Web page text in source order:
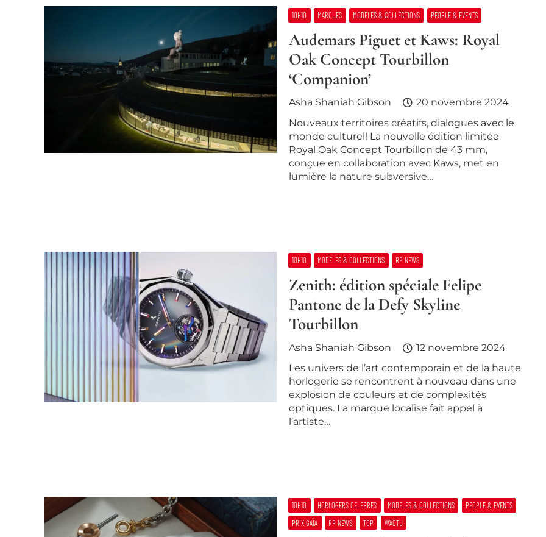
10H10 MARQUES MODELES & COLLECTIONS PEOPLE & EVENTS
Audemars Piguet et Kaws: Royal
Oak Concept Tourbillon
‘Companion’
Asha Shaniah Gibson
20 novembre 2024
Nouveaux territoires créatifs, dialogues avec le
monde culturel! La nouvelle édition limitée
Royal Oak Concept Tourbillon de 43 mm,
conçue en collaboration avec Kaws, met en
lumière la nature subversive…
10H10 MODELES & COLLECTIONS RP NEWS
Zenith: édition spéciale Felipe
Pantone de la Defy Skyline
Tourbillon
Asha Shaniah Gibson
12 novembre 2024
Les univers de l’art contemporain et de la haute
horlogerie se rencontrent à nouveau dans une
explosion de couleurs et de complexités
optiques. La marque localise fait appel à
l’artiste…
10H10 HORLOGERS CELEBRES MODELES & COLLECTIONS
PEOPLE & EVENTS
PRIX GAÏA
RP NEWS TOP W’ACTU